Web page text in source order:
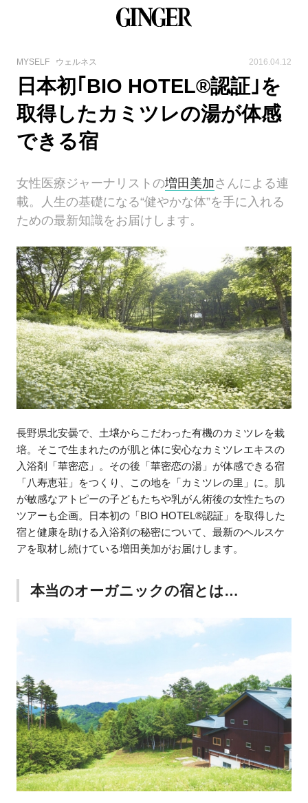
MYSELF ウェルネス 2016.04.12
日本初｢BIO HOTEL®認証｣を
取得したカミツレの湯が体感
できる宿
女性医療ジャーナリストの増田美加さんによる連
載。人生の基礎になる“健やかな体”を手に入れる
ための最新知識をお届けします。
長野県北安曇で、土壌からこだわった有機のカミツレを栽
培。そこで生まれたのが肌と体に安心なカミツレエキスの
入浴剤「華密恋」。その後「華密恋の湯」が体感できる宿
「八寿恵荘」をつくり、この地を「カミツレの里」に。肌
が敏感なアトピーの子どもたちや乳がん術後の女性たちの
ツアーも企画。日本初の「BIO HOTEL®認証」を取得した
宿と健康を助ける入浴剤の秘密について、最新のヘルスケ
アを取材し続けている増田美加がお届けします。
本当のオーガニックの宿とは…